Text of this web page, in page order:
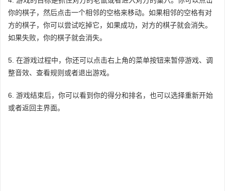
你的棋子，然后点击一个相邻的空格来移动。如果相邻的空格有对
方的棋子，你可以尝试吃掉它，如果成功，对方的棋子就会消失。
如果失败，你的棋子就会消失。
5. 在游戏过程中，你还可以点击右上角的菜单按钮来暂停游戏、调
整音效、查看规则或者退出游戏。
6. 游戏结束后，你可以看到你的得分和排名，也可以选择重新开始
或者返回主界面。